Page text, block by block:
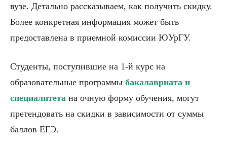
вузе. Детально рассказываем, как получить скидку.
Более конкретная информация может быть
предоставлена в приемной комиссии ЮУрГУ.
Студенты, поступившие на 1-й курс на
образовательные программы бакалавриата и
специалитета на очную форму обучения, могут
претендовать на скидки в зависимости от суммы
баллов ЕГЭ.